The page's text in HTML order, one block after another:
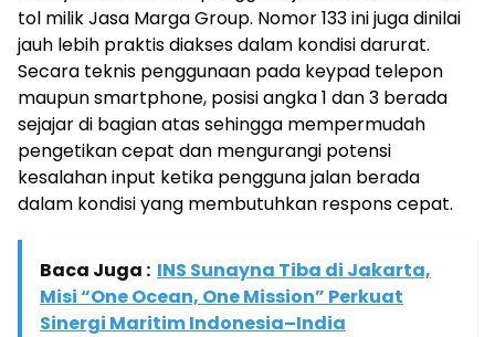
tol milik Jasa Marga Group. Nomor 133 ini juga dinilai
jauh lebih praktis diakses dalam kondisi darurat.
Secara teknis penggunaan pada keypad telepon
maupun smartphone, posisi angka 1 dan 3 berada
sejajar di bagian atas sehingga mempermudah
pengetikan cepat dan mengurangi potensi
kesalahan input ketika pengguna jalan berada
dalam kondisi yang membutuhkan respons cepat.
Baca Juga : INS Sunayna Tiba di Jakarta,
Misi “One Ocean, One Mission” Perkuat
Sinergi Maritim Indonesia–India